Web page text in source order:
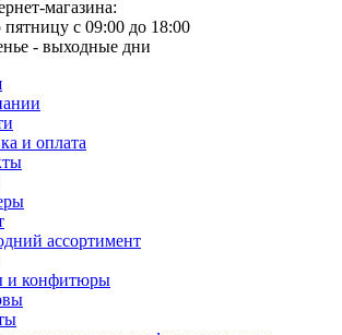
магазина:
с 09:00 до 18:00
- выходные дни
и оплата
ассортимент
и конфитюры